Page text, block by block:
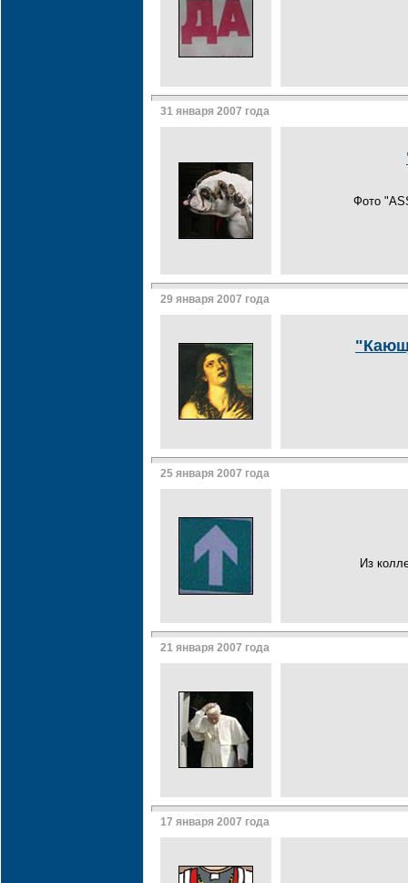
31 января 2007 года
Фото
29 января 2007 года
25 января 2007 года
Из
21 января 2007 года
17 января 2007 года